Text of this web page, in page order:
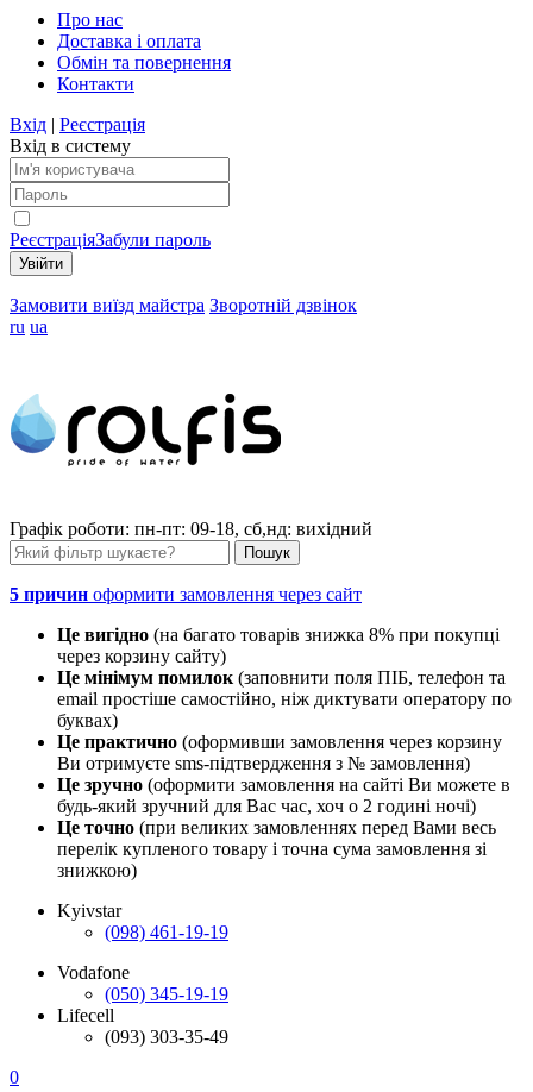
Про нас
Доставка і оплата
Обмін та повернення
Контакти
Вхід | Реєстрація
Вхід в систему
РеєстраціяЗабули пароль
Замовити виїзд майстра Зворотній дзвінок
ru ua
Графік роботи: пн-пт: 09-18, сб,нд: вихідний
5 причин оформити замовлення через сайт
Це вигідно (на багато товарів знижка 8% при покупці
через корзину сайту)
Це мінімум помилок (заповнити поля ПІБ, телефон та
email простіше самостійно, ніж диктувати оператору по
буквах)
Це практично (оформивши замовлення через корзину
Ви отримуєте sms-підтвердження з № замовлення)
Це зручно (оформити замовлення на сайті Ви можете в
будь-який зручний для Вас час, хоч о 2 годині ночі)
Це точно (при великих замовленнях перед Вами весь
перелік купленого товару і точна сума замовлення зі
знижкою)
Kyivstar
(098) 461-19-19
Vodafone
(050) 345-19-19
Lifecell
(093) 303-35-49
0